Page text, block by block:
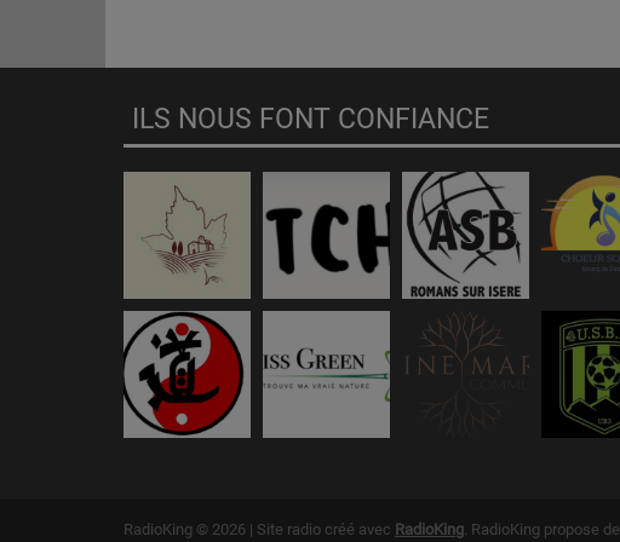
ILS NOUS FONT CONFIANCE
RadioKing © 2026 | Site radio créé avec RadioKing . RadioKing propose de